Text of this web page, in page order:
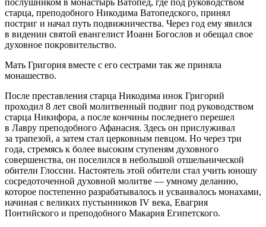
старца, преподобного Никодима Ватопедского, принял
постриг и начал путь подвижничества. Через год ему явился
в видении святой евангелист Иоанн Богослов и обещал свое
духовное покровительство.
Мать Григория вместе с его сестрами так же приняла
монашество.
После преставления старца Никодима инок Григорий
проходил 8 лет свой молитвенный подвиг под руководством
старца Никифора, а после кончины последнего перешел
в Лавру преподобного Афанасия. Здесь он прислуживал
за трапезой, а затем стал церковным певцом. Но через три
года, стремясь к более высоким ступеням духовного
совершенства, он поселился в небольшой отшельнической
обители Глоссии. Настоятель этой обители стал учить юношу
сосредоточенной духовной молитве — умному деланию,
которое постепенно разрабатывалось и усваивалось монахами,
начиная с великих пустынников IV века, Евагрия
Понтийского и преподобного Макария Египетского.